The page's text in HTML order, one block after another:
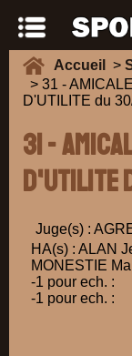
Accueil >
> 31 -
D'UTILITE du
31 -
Juge(s) :
HA(s) : ALAN
MONESTIE
-1 pour ech. :
-1 pour ech. :